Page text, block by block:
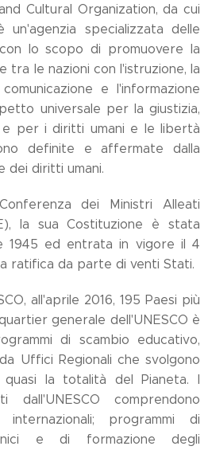
Cultural Organization, da cui
un'agenzia specializzata delle
lo scopo di promuovere la
tra le nazioni con l'istruzione, la
e l'informazione
universale per la giustizia,
per i diritti umani e le libertà
definite e affermate dalla
dei diritti umani.
dei Ministri Alleati
la sua Costituzione è stata
1945 ed entrata in vigore il 4
ratifica da parte di venti Stati.
all'aprile 2016, 195 Paesi più
generale dell'UNESCO è
di scambio educativo,
Uffici Regionali che svolgono
la totalità del Pianeta. I
dall'UNESCO comprendono
internazionali; programmi di
e di formazione degli